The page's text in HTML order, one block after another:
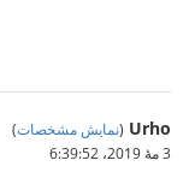
Urho
(نمایش مشخصات)
3 مهٔ 2019،‏ 6:39:52